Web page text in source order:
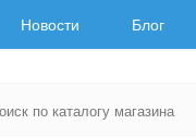
Новости Блог